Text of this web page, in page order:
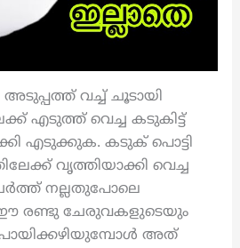
അടുപ്പത്ത് വച്ച് ചൂടായി
എടുത്ത് വെച്ച കടുകിട്ട്
എടുക്കുക. കടുക് പൊട്ടി
വൃത്തിയാക്കി വെച്ച
നല്ലതുപോലെ
രണ്ടു ചേരുവകളുടെയും
അത്